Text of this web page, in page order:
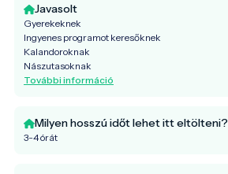
Javasolt
Gyerekeknek
Ingyenes programot keresőknek
Kalandoroknak
Nászutasoknak
További információ
Milyen hosszú időt lehet itt eltölteni?
3-4 órát